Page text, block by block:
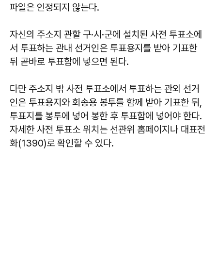
파일은 인정되지 않는다.
자신의 주소지 관할 구·시·군에 설치된 사전 투표소에
서 투표하는 관내 선거인은 투표용지를 받아 기표한
뒤 곧바로 투표함에 넣으면 된다.
다만 주소지 밖 사전 투표소에서 투표하는 관외 선거
인은 투표용지와 회송용 봉투를 함께 받아 기표한 뒤,
투표지를 봉투에 넣어 봉한 후 투표함에 넣어야 한다.
자세한 사전 투표소 위치는 선관위 홈페이지나 대표전
화(1390)로 확인할 수 있다.